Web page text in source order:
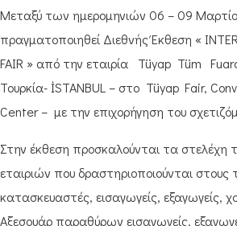
Μεταξύ των ημερομηνιών 06 – 09
πραγματοποιηθεί Διεθνής Έκθεση «
FAIR » από την εταιρία Tüyap Tüm
Τουρκία- İSTANBUL – στο Tüyap Fair,
Center – με την επιχορήγηση του
Στην έκθεση προσκαλούνται τα στελέχη
εταιριών που δραστηριοποιούνται
κατασκευαστές, εισαγωγείς, εξαγωγείς,
Αξεσουάρ παραθύρων εισαγωγείς,